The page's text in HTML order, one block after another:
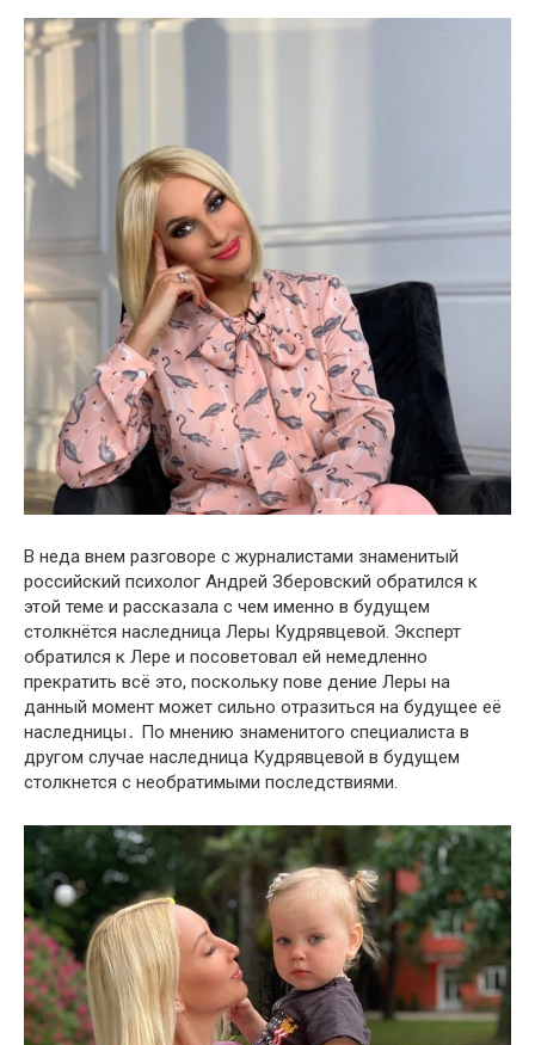
В неда внем разговоре с журналистами знаменитый
российский псиxолог Андрей Зберовский обратился к
этой теме и рассказала с чем именно в будущем
столкнётся наследница Леры Кудрявцевой. Эксперт
обратился к Лере и посоветовал ей немедленно
прекратить всё это, поскольку пове дение Леры на
данный момент может сильно отразиться на будущее её
наследницы․ По мнению знаменитого специалиста в
другом случае наследница Кудрявцевой в будущем
столкнется с нeобратимыми поcледствиями.